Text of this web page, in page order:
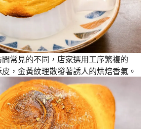
常見的不同，店家選用工序繁複的
皮，金黃紋理散發著誘人的烘焙香氣。